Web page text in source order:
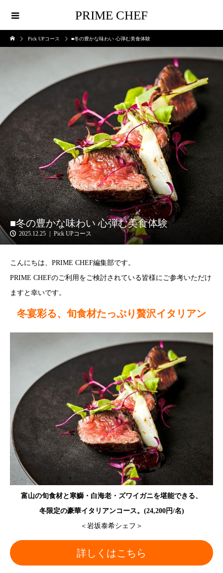
PRIME CHEF
Pick UPコース ■冬の豊かな味わい 心弾む美食体験
■冬の豊かな味わい 心弾む美食体験
2025.12.25 Pick UPコース
こんにちは、PRIME CHEF編集部です。
PRIME CHEFのご利用をご検討されている皆様にご参考いただけ
ますと幸いです。
冬宴彩る、旬食材たっぷり贅沢イタリアン
富山の旬食材と寒鰤・白海老・ズワイガニを堪能できる、
冬限定の豪華イタリアンコース。(24,200円/名)
＜岩坂泰希シェフ＞
詳しくはこちら